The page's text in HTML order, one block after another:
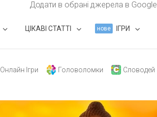
Додати в обрані джерела в Google
ЦІКАВІ СТАТТІ нове ІГРИ
Онлайн Ігри Головоломки Словодей